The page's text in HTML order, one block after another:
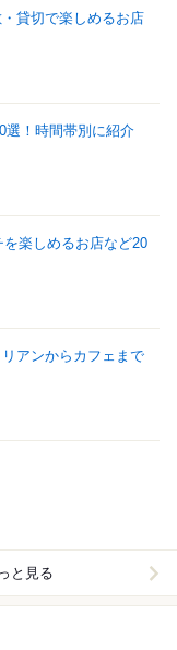
貸切で楽しめるお店
選！時間帯別に紹介
楽しめるお店など20
アンからカフェまで
と見る